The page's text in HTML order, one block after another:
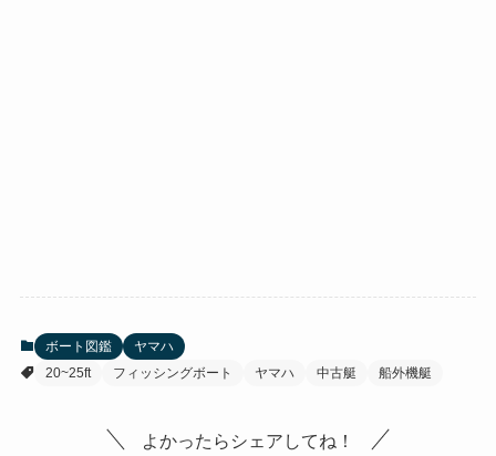
ボート図鑑
ヤマハ
20~25ft
フィッシングボート ヤマハ 中古艇 船外機艇
よかったらシェアしてね！